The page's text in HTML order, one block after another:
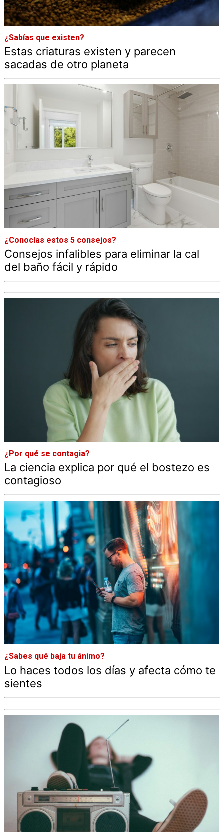
¿Sabías que existen?
Estas criaturas existen y parecen
sacadas de otro planeta
¿Conocías estos 5 consejos?
Consejos infalibles para eliminar la cal
del baño fácil y rápido
¿Por qué se contagia?
La ciencia explica por qué el bostezo es
contagioso
¿Sabes qué baja tu ánimo?
Lo haces todos los días y afecta cómo te
sientes